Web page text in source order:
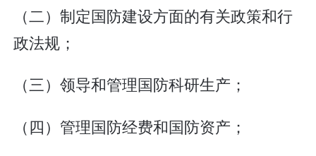
（二）制定国防建设方面的有关政策和行
政法规；
（三）领导和管理国防科研生产；
（四）管理国防经费和国防资产；